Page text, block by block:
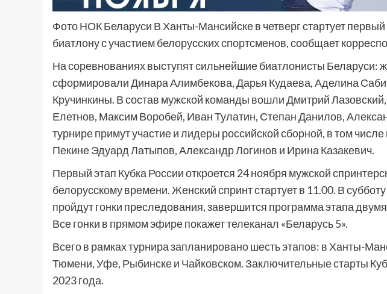
Фото НОК Беларуси В Ханты-Мансийске в четверг стартует первый
биатлону с участием белорусских спортсменов, сообщает
На соревнованиях выступят сильнейшие биатлонисты Беларуси:
сформировали Динара Алимбекова, Дарья Кудаева, Аделина
Кручинкины. В состав мужской команды вошли Дмитрий
Елетнов, Максим Воробей, Иван Тулатин, Степан Данилов,
турнире примут участие и лидеры российской сборной, в том
Пекине Эдуард Латыпов, Александр Логинов и Ирина Казакевич.
Первый этап Кубка России откроется 24 ноября мужской
белорусскому времени. Женский спринт стартует в 11.00. В
пройдут гонки преследования, завершится программа этапа
Все гонки в прямом эфире покажет телеканал «Беларусь 5».
Всего в рамках турнира запланировано шесть этапов: в Ханты-
Тюмени, Уфе, Рыбинске и Чайковском. Заключительные старты
2023 года.